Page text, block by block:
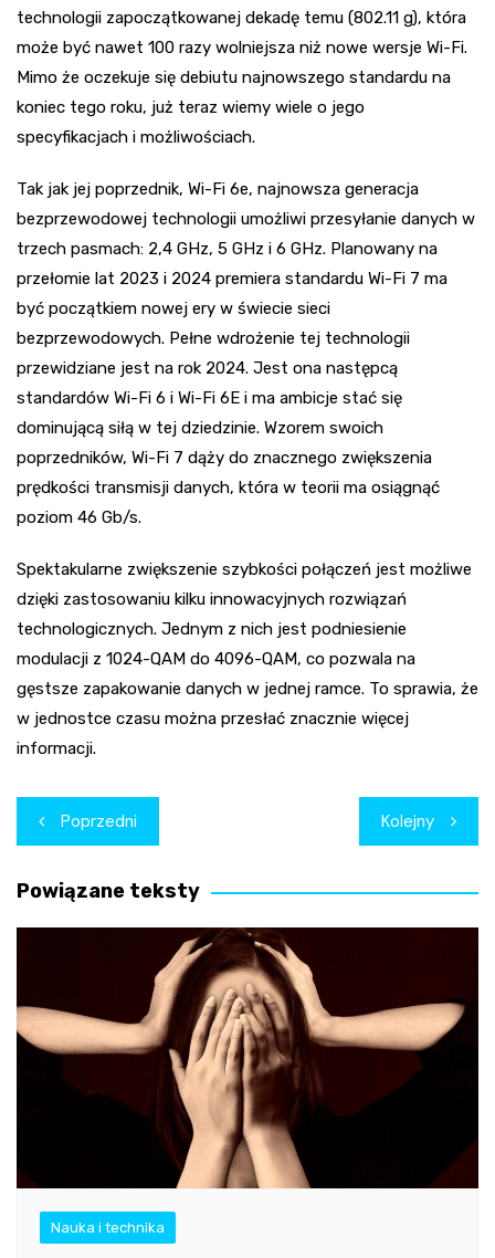
technologii zapoczątkowanej dekadę temu (802.11 g), która
może być nawet 100 razy wolniejsza niż nowe wersje Wi-Fi.
Mimo że oczekuje się debiutu najnowszego standardu na
koniec tego roku, już teraz wiemy wiele o jego
specyfikacjach i możliwościach.
Tak jak jej poprzednik, Wi-Fi 6e, najnowsza generacja
bezprzewodowej technologii umożliwi przesyłanie danych w
trzech pasmach: 2,4 GHz, 5 GHz i 6 GHz. Planowany na
przełomie lat 2023 i 2024 premiera standardu Wi-Fi 7 ma
być początkiem nowej ery w świecie sieci
bezprzewodowych. Pełne wdrożenie tej technologii
przewidziane jest na rok 2024. Jest ona następcą
standardów Wi-Fi 6 i Wi-Fi 6E i ma ambicje stać się
dominującą siłą w tej dziedzinie. Wzorem swoich
poprzedników, Wi-Fi 7 dąży do znacznego zwiększenia
prędkości transmisji danych, która w teorii ma osiągnąć
poziom 46 Gb/s.
Spektakularne zwiększenie szybkości połączeń jest możliwe
dzięki zastosowaniu kilku innowacyjnych rozwiązań
technologicznych. Jednym z nich jest podniesienie
modulacji z 1024-QAM do 4096-QAM, co pozwala na
gęstsze zapakowanie danych w jednej ramce. To sprawia, że
w jednostce czasu można przesłać znacznie więcej
informacji.
Nawigacja
wpisu
Poprzedni Kolejny
Powiązane teksty
Nauka i technika